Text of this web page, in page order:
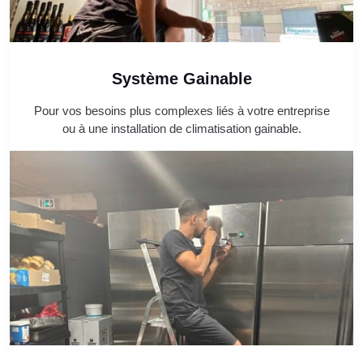
Système Gainable
Pour vos besoins plus complexes liés à votre entreprise
ou à une installation de climatisation gainable.